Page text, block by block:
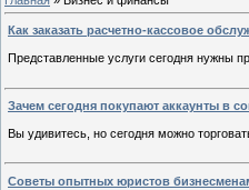
Как заказать расчетно-кассовое
Представленные услуги сегодня нужны
Зачем сегодня покупают аккаунты в
Вы удивитесь, но сегодня можно
Советы опытных юристов